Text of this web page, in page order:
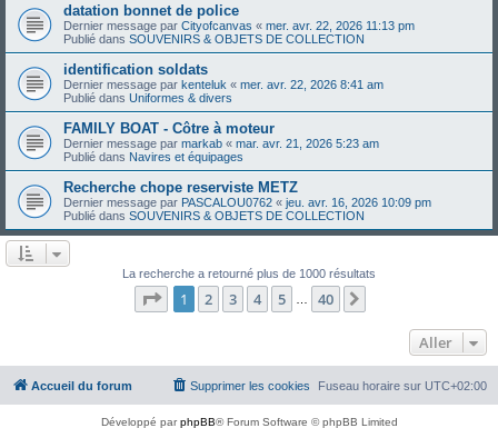
datation bonnet de police
Dernier message par Cityofcanvas « mer. avr. 22, 2026 11:13 pm
Publié dans SOUVENIRS & OBJETS DE COLLECTION
identification soldats
Dernier message par kenteluk « mer. avr. 22, 2026 8:41 am
Publié dans Uniformes & divers
FAMILY BOAT - Côtre à moteur
Dernier message par markab « mar. avr. 21, 2026 5:23 am
Publié dans Navires et équipages
Recherche chope reserviste METZ
Dernier message par PASCALOU0762 « jeu. avr. 16, 2026 10:09 pm
Publié dans SOUVENIRS & OBJETS DE COLLECTION
La recherche a retourné plus de 1000 résultats
Page 1sur40
1 2 3 4 5 40
Aller
Accueil du forum Fuseau horaire sur UTC+02:00
Supprimer les cookies
Développé parphpBB® Forum Software © phpBB Limited